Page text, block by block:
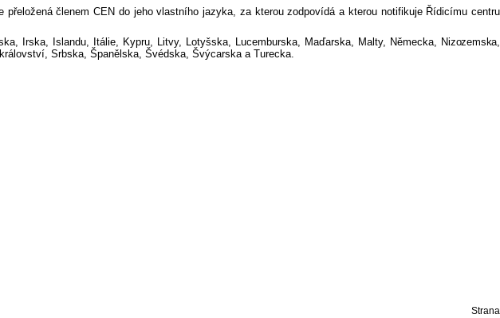
členem CEN do jeho vlastního jazyka, za kterou zodpovídá a kterou notifikuje Řídicímu centru
Irska, Islandu, Itálie, Kypru, Litvy, Lotyšska, Lucemburska, Maďarska, Malty, Německa, Nizozemska,
Srbska, Španělska, Švédska, Švýcarska a Turecka.
Strana